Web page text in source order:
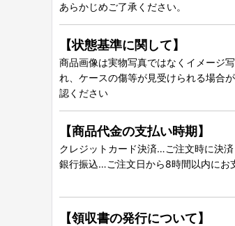
あらかじめご了承ください。
【状態基準に関して】
商品画像は実物写真ではなくイメージ
れ、ケースの傷等が見受けられる場合
認ください
【商品代金の支払い時期】
クレジットカード決済…ご注文時に決
銀行振込…ご注文日から8時間以内にお
【領収書の発行について】